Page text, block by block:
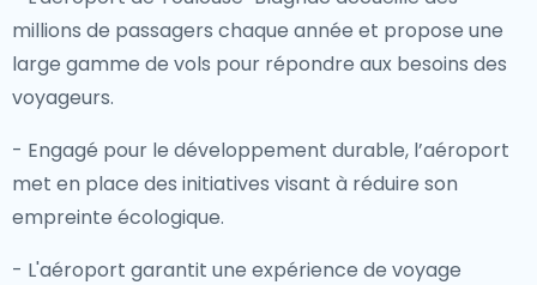
millions de passagers chaque année et propose une
large gamme de vols pour répondre aux besoins des
voyageurs.
- Engagé pour le développement durable, l’aéroport
met en place des initiatives visant à réduire son
empreinte écologique.
- L'aéroport garantit une expérience de voyage